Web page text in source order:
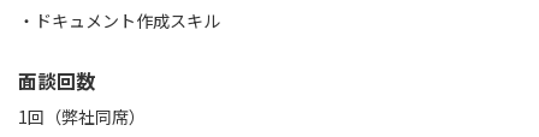
・ドキュメント作成スキル
面談回数
1回（弊社同席）